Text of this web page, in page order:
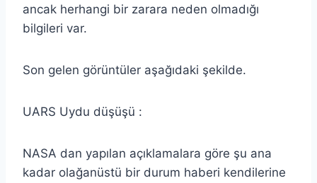
ancak herhangi bir zarara neden olmadığı
bilgileri var.
Son gelen görüntüler aşağıdaki şekilde.
UARS Uydu düşüşü :
NASA dan yapılan açıklamalara göre şu ana
kadar olağanüstü bir durum haberi kendilerine